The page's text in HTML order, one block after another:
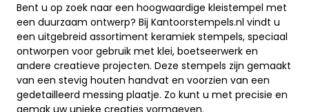
Bent u op zoek naar een hoogwaardige kleistempel met
een duurzaam ontwerp? Bij Kantoorstempels.nl vindt u
een uitgebreid assortiment keramiek stempels, speciaal
ontworpen voor gebruik met klei, boetseerwerk en
andere creatieve projecten. Deze stempels zijn gemaakt
van een stevig houten handvat en voorzien van een
gedetailleerd messing plaatje. Zo kunt u met precisie en
gemak uw unieke creaties vormgeven.